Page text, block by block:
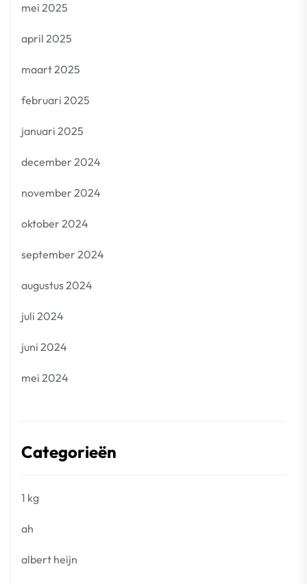
mei 2025
april 2025
maart 2025
februari 2025
januari 2025
december 2024
november 2024
oktober 2024
september 2024
augustus 2024
juli 2024
juni 2024
mei 2024
Categorieën
1 kg
ah
albert heijn